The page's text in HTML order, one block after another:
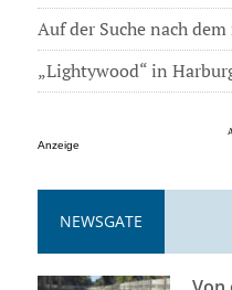
Auf der Suche nach
„Lightywood“ in
Anzeige
NEWSGATE